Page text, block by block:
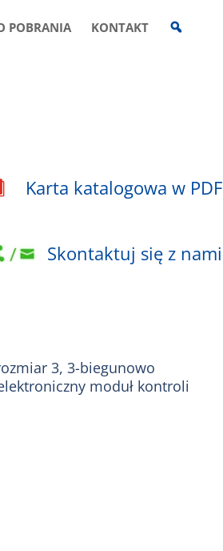
POBRANIA KONTAKT
Karta katalogowa w PDF
Skontaktuj się z nami
3, 3-biegunowo
moduł kontroli